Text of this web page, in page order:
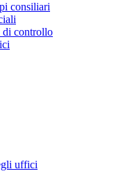
consiliari
di controllo
uffici